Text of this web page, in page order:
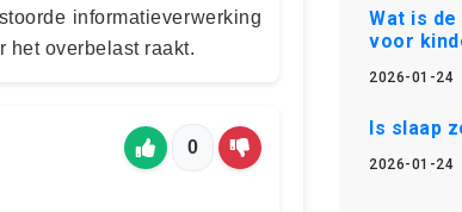
informatieverwerking
het overbelast raakt.
0
Wat is
voor
2026-01-24
Is slaap
2026-01-24